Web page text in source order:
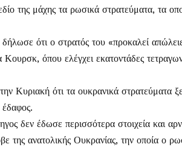
της μάχης τα ρωσικά στρατεύματα, τα
ότι ο στρατός του «προκαλεί
όπου ελέγχει εκατοντάδες
Κυριακή ότι τα ουκρανικά στρατεύματα
δεν έδωσε περισσότερα στοιχεία και
της ανατολικής Ουκρανίας, την οποία ο